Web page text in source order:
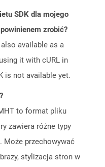
SDK dla mojego
zrobić?
available as a
it with cURL in
is not available yet.
to format pliku
zawiera różne typy
Może przechowywać
stylizacja stron w